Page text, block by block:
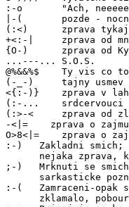
:-o       "Ach,
|-(       pozde -
(:<)      zprava
+<:-|     zprava od
{O-)      zprava od
...---... S.O.S.
@%&&%$    Ty vis co to
(-_-)     tajny usmev
<{:-)}    zprava v
(:-...    srdcervouci
-<|=    zprava o zajmu
O>8<|=    zprava o
:-)   Zakladni smich;
nejaka zprava,
;-)   Mrknuti se
sarkasticke
:-(   Zamraceni-opak
zklamalo,